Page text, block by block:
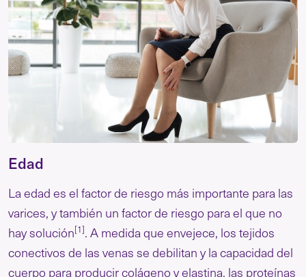
Edad
La edad es el factor de riesgo más importante para las
varices, y también un factor de riesgo para el que no
hay solución[1]. A medida que envejece, los tejidos
conectivos de las venas se debilitan y la capacidad del
cuerpo para producir colágeno y elastina, las proteínas